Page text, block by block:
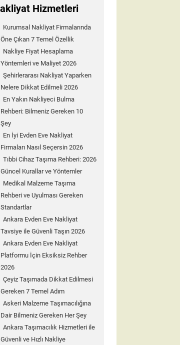
Hizmetleri
Kurumsal Nakliyat Firmalarında
Öne Çıkan 7 Temel Özellik
Nakliye Fiyat Hesaplama
Yöntemleri ve Maliyet 2026
Şehirlerarası Nakliyat Yaparken
Nelere Dikkat Edilmeli 2026
En Yakın Nakliyeci Bulma
Rehberi: Bilmeniz Gereken 10
Şey
En İyi Evden Eve Nakliyat
Firmaları Nasıl Seçersin 2026
Tıbbi Cihaz Taşıma Rehberi: 2026
Güncel Kurallar ve Yöntemler
Medikal Malzeme Taşıma
Rehberi ve Uyulması Gereken
Standartlar
Ankara Evden Eve Nakliyat
Tavsiye ile Güvenli Taşın 2026
Ankara Evden Eve Nakliyat
Platformu İçin Eksiksiz Rehber
2026
Çeyiz Taşımada Dikkat Edilmesi
Gereken 7 Temel Adım
Askeri Malzeme Taşımacılığına
Dair Bilmeniz Gereken Her Şey
Ankara Taşımacılık Hizmetleri ile
Güvenli ve Hızlı Nakliye